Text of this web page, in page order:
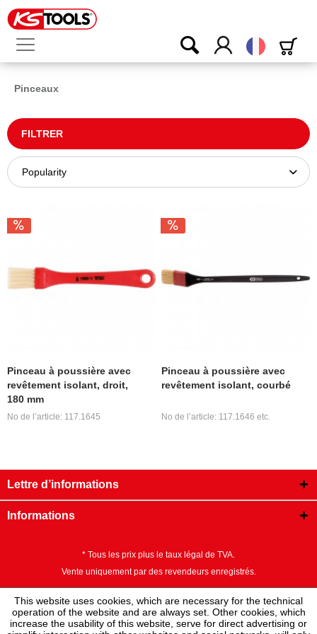
Français
Pinceaux
FILTRER
Pinceau à poussière avec
revêtement isolant, droit,
180 mm
No de l’article: 117.1645
Pinceau à poussière avec
revêtement isolant, courbé
No de l’article: 117.1646 etc.
Lettre d’informations
Informations
* Tous les prix plus le taux légal de TVA.
Vente uniquement par des revendeurs enregistrés.
This website uses cookies, which are necessary for the technical
operation of the website and are always set. Other cookies, which
increase the usability of this website, serve for direct advertising or